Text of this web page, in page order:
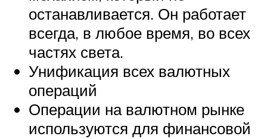
останавливается. Он работает
всегда, в любое время, во всех
частях света.
Унификация всех валютных
операций
Операции на валютном рынке
используются для финансовой